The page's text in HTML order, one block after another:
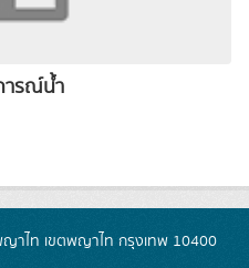
ารณ์น้ำ
าไท เขตพญาไท กรุงเทพ 10400